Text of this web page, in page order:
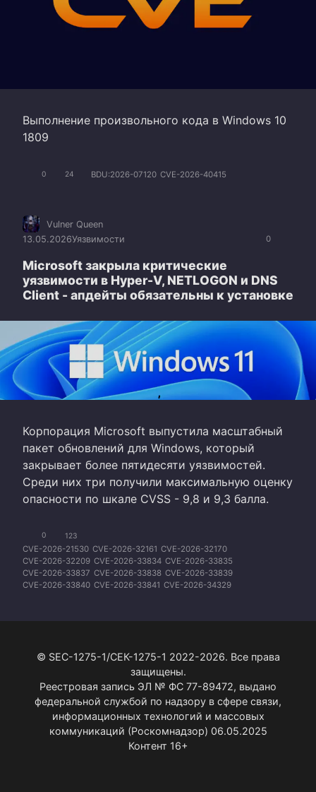
Выполнение произвольного кода в Windows 10
1809
0 24 BDU:2026-07120 CVE-2026-40415
0
Vulner Queen
13.05.2026Уязвимости
Microsoft закрыла критические
уязвимости в Hyper-V, NETLOGON и DNS
Client - апдейты обязательны к установке
Корпорация Microsoft выпустила масштабный
пакет обновлений для Windows, который
закрывает более пятидесяти уязвимостей.
Среди них три получили максимальную оценку
опасности по шкале CVSS - 9,8 и 9,3 балла.
0 123
CVE-2026-21530 CVE-2026-32161 CVE-2026-32170
CVE-2026-32209 CVE-2026-33834 CVE-2026-33835
CVE-2026-33837 CVE-2026-33838 CVE-2026-33839
CVE-2026-33840 CVE-2026-33841 CVE-2026-34329
CVE-2026-34337 CVE-2026-34338 CVE-2026-34339
CVE-2026-34347 CVE-2026-34350
CVE-2026-34351
CVE-2026-35416 CVE-2026-35417
CVE-2026-35418
CVE-2026-35419 CVE-2026-35420
CVE-2026-35421 CVE-2026-35422
CVE-2026-35423
CVE-2026-35424 CVE-2026-35438 CVE-2026-40369
CVE-2026-40377 CVE-2026-40380 CVE-2026-40382
CVE-2026-40397 CVE-2026-40398 CVE-2026-40399
CVE-2026-40402
CVE-2026-40403
CVE-2026-40406
CVE-2026-40407
© SEC-1275-1/СЕК-1275-1 2022-2026. Все права
защищены.
Реестровая запись ЭЛ № ФС 77-89472, выдано
федеральной службой по надзору в сфере связи,
информационных технологий и массовых
коммуникаций (Роскомнадзор) 06.05.2025
Контент 16+